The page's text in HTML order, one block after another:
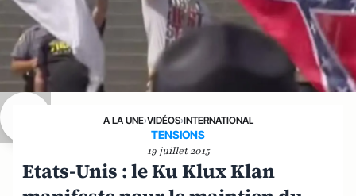
A LA UNE›VIDÉOS›INTERNATIONAL
TENSIONS
19 juillet 2015
Etats-Unis : le Ku Klux Klan